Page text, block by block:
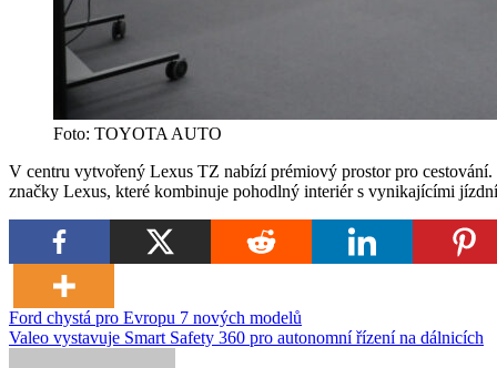
Foto: TOYOTA AUTO
V centru vytvořený Lexus TZ nabízí prémiový prostor pro
značky Lexus, které kombinuje pohodlný interiér s vynikajícími
Navigace
pro
Ford chystá pro Evropu 7 nových modelů
Valeo vystavuje Smart Safety 360 pro autonomní řízení na dálnicích